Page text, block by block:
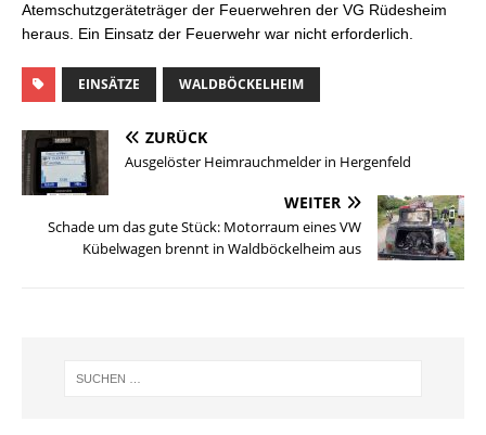
Atemschutzgeräteträger der Feuerwehren der VG Rüdesheim
heraus. Ein Einsatz der Feuerwehr war nicht erforderlich.
EINSÄTZE WALDBÖCKELHEIM
ZURÜCK
Ausgelöster Heimrauchmelder in Hergenfeld
WEITER
Schade um das gute Stück: Motorraum eines VW
Kübelwagen brennt in Waldböckelheim aus